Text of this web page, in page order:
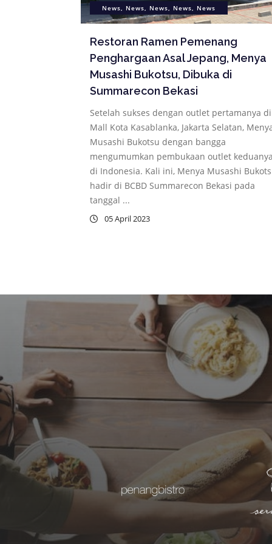
News, News, News, News, News
Restoran Ramen Pemenang
Penghargaan Asal Jepang, Menya
Musashi Bukotsu, Dibuka di
Summarecon Bekasi
Setelah sukses dengan outlet pertamanya di
Mall Kota Kasablanka, Jakarta Selatan,
Musashi Bukotsu dengan bangga
mengumumkan pembukaan outlet
di Indonesia. Kali ini, Menya Musashi
hadir di BCBD Summarecon Bekasi pada
tanggal ...
05 April 2023